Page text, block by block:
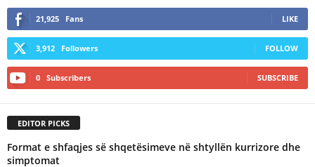
21,925 Fans LIKE
3,912 Followers FOLLOW
0 Subscribers SUBSCRIBE
EDITOR PICKS
Format e shfaqjes së shqetësimeve në shtyllën kurrizore dhe
simptomat